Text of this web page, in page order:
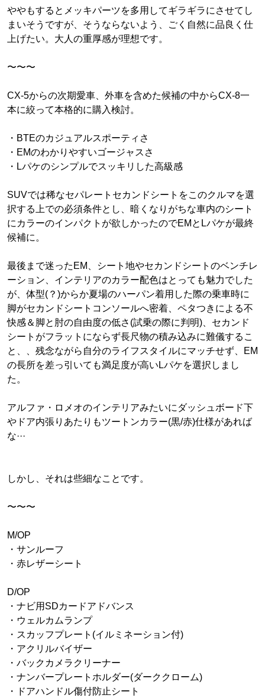
ややもするとメッキパーツを多用してギラギラにさせてし
まいそうですが、そうならないよう、ごく自然に品良く仕
上げたい。大人の重厚感が理想です。
〜〜〜
CX-5からの次期愛車、外車を含めた候補の中からCX-8一
本に絞って本格的に購入検討。
・BTEのカジュアルスポーティさ
・EMのわかりやすいゴージャスさ
・Lパケのシンプルでスッキリした高級感
SUVでは稀なセパレートセカンドシートをこのクルマを選
択する上での必須条件とし、暗くなりがちな車内のシート
にカラーのインパクトが欲しかったのでEMとLパケが最終
候補に。
最後まで迷ったEM、シート地やセカンドシートのベンチレ
ーション、インテリアのカラー配色はとっても魅力でした
が、体型(？)からか夏場のハーパン着用した際の乗車時に
脚がセカンドシートコンソールへ密着、ペタつきによる不
快感＆脚と肘の自由度の低さ(試乗の際に判明)、セカンド
シートがフラットにならず長尺物の積み込みに難儀するこ
と、、残念ながら自分のライフスタイルにマッチせず、EM
の長所を差っ引いても満足度が高いLパケを選択しまし
た。
アルファ・ロメオのインテリアみたいにダッシュボード下
やドア内張りあたりもツートンカラー(黒/赤)仕様があれば
な···
しかし、それは些細なことです。
〜〜〜
M/OP
・サンルーフ
・赤レザーシート
D/OP
・ナビ用SDカードアドバンス
・ウェルカムランプ
・スカッフプレート(イルミネーション付)
・アクリルバイザー
・バックカメラクリーナー
・ナンバープレートホルダー(ダーククローム)
・ドアハンドル傷付防止シート